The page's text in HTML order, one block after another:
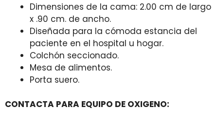
Dimensiones de la cama: 2.00 cm de largo
x .90 cm. de ancho.
Diseñada para la cómoda estancia del
paciente en el hospital u hogar.
Colchón seccionado.
Mesa de alimentos.
Porta suero.
CONTACTA PARA EQUIPO DE OXIGENO: